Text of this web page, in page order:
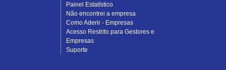
Painel Estatístico
Não encontrei a empresa
Como Aderir - Empresas
Acesso Restrito para Gestores e
Empresas
Suporte